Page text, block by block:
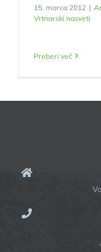
15. marca 2012 |
Vrtnarski nasveti
Preberi več